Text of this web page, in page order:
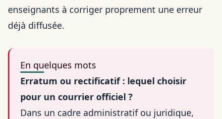
enseignants à corriger proprement une erreur
déjà diffusée.
En quelques mots
Erratum ou rectificatif : lequel choisir
pour un courrier officiel ?
Dans un cadre administratif ou juridique,